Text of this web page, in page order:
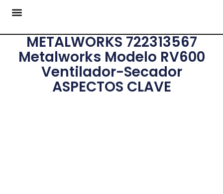
METALWORKS 722313567
Metalworks Modelo RV600
Ventilador-Secador
ASPECTOS CLAVE